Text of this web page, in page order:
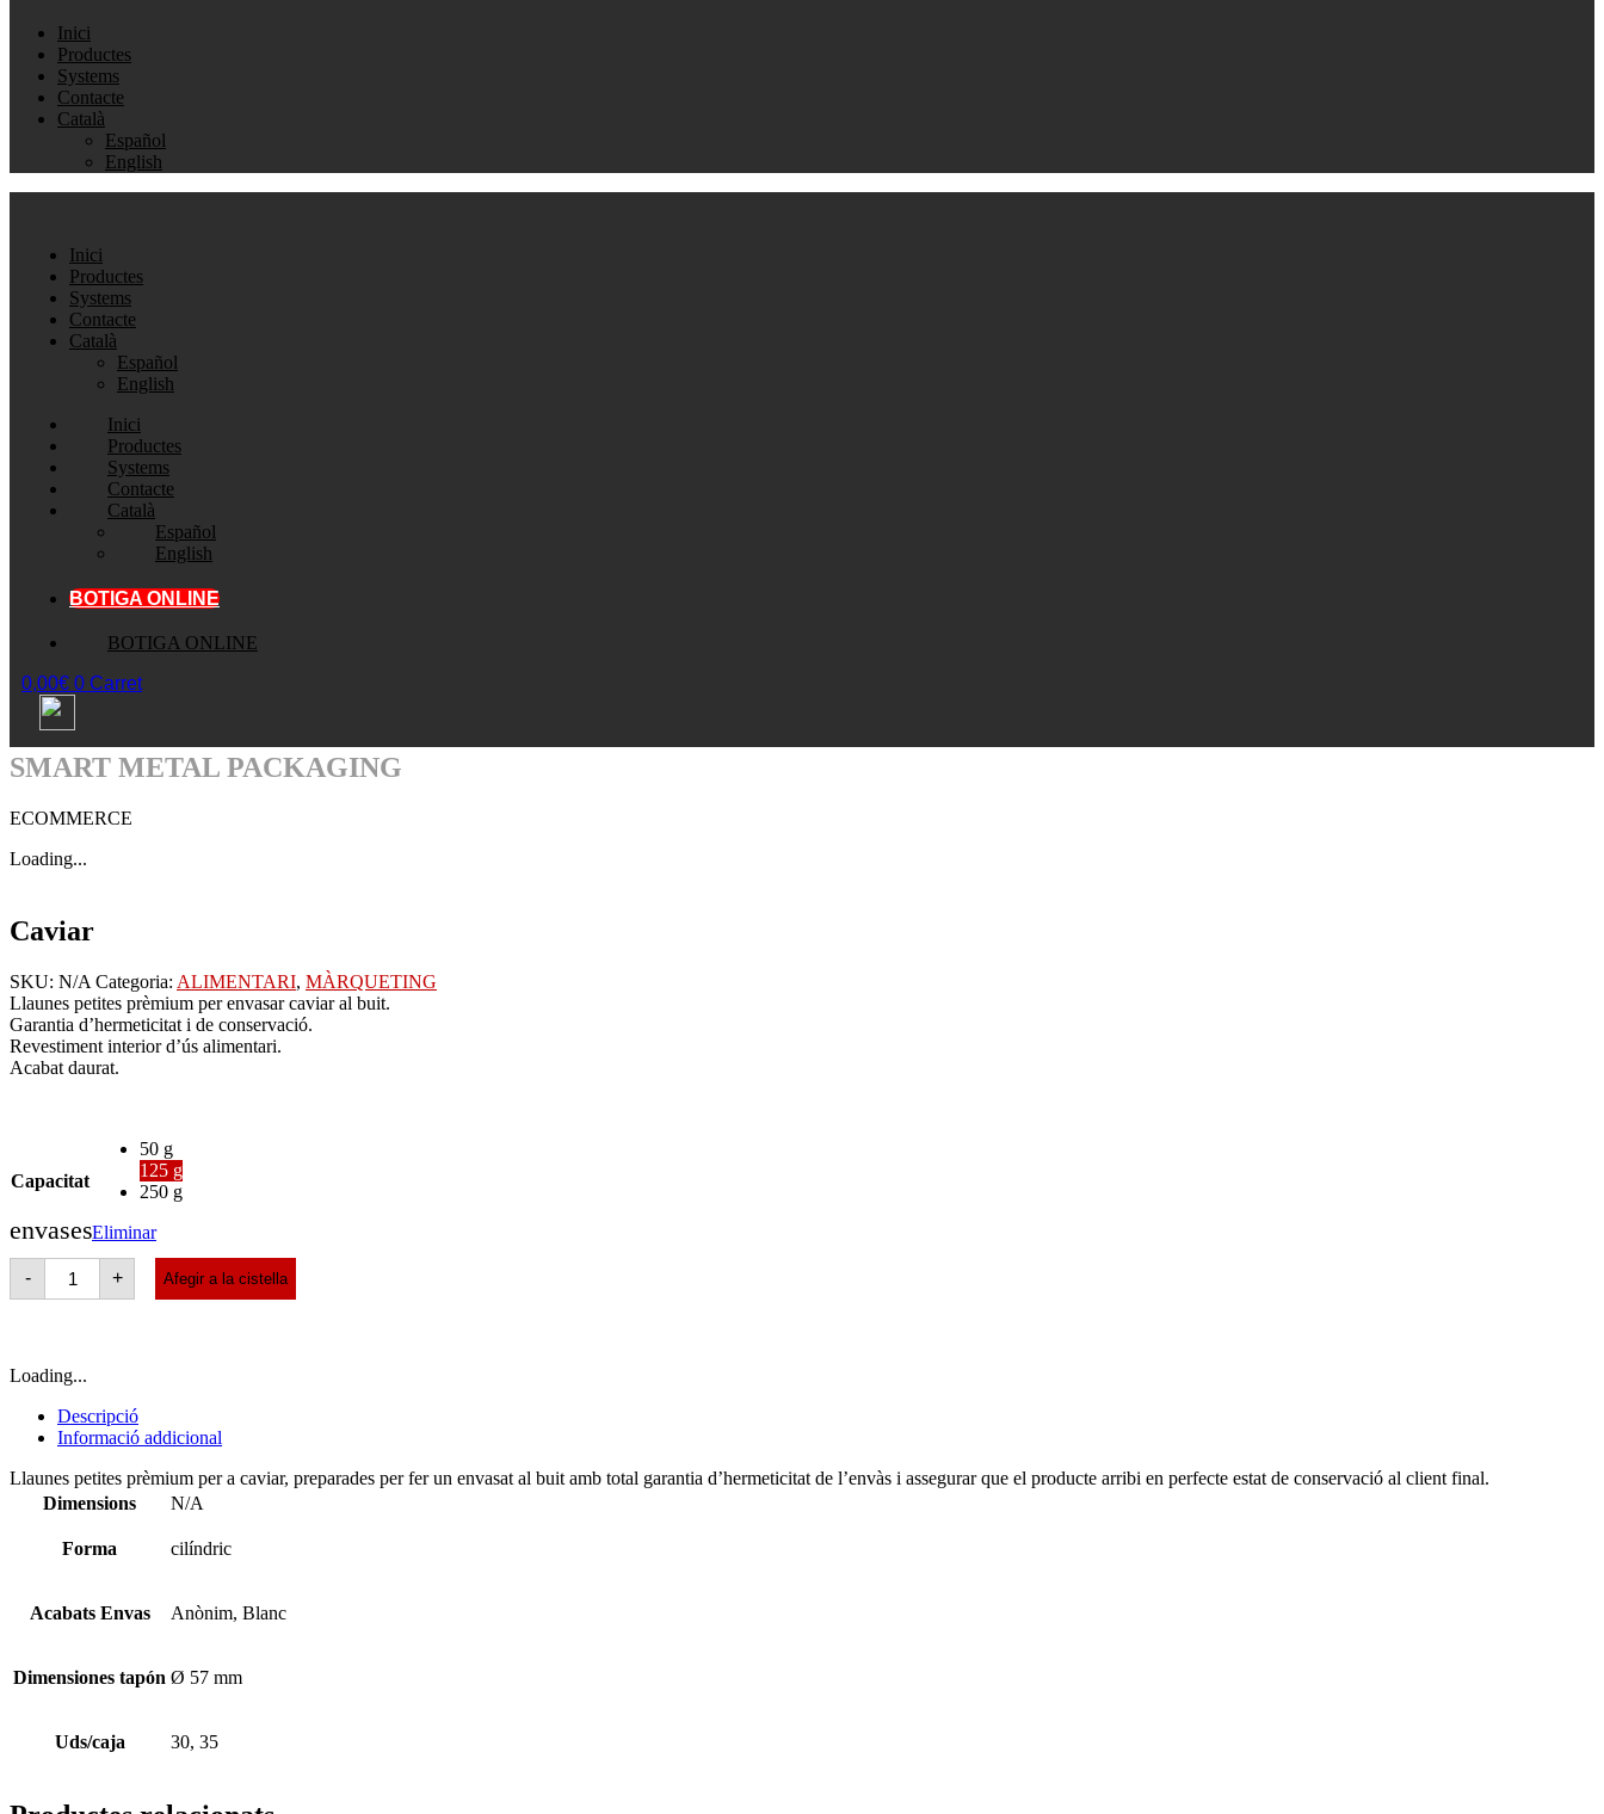
Inici
Productes
Systems
Contacte
Català
Español
English
Inici
Productes
Systems
Contacte
Català
Español
English
Inici
Productes
Systems
Contacte
Català
Español
English
BOTIGA ONLINE
BOTIGA ONLINE
0,00€ 0 Carret
SMART METAL PACKAGING
ECOMMERCE
Loading...
Caviar
SKU: N/A Categoria: ALIMENTARI, MÀRQUETING
Llaunes petites prèmium per envasar caviar al buit.
Garantia d’hermeticitat i de conservació.
Revestiment interior d’ús alimentari.
Acabat daurat.
Capacitat
50 g
125 g
250 g
Eliminar
envases
-
Caviar
quantity
+ Afegir a la cistella
Loading...
Descripció
Informació addicional
Llaunes petites prèmium per a caviar, preparades per fer un envasat al buit amb total garantia d’hermeticitat de l’envàs i assegurar que el producte arribi en perfecte estat de conservació al client final.
Dimensions
N/A
Forma cilíndric
Acabats Envas Anònim, Blanc
Dimensiones tapón Ø 57 mm
Uds/caja 30, 35